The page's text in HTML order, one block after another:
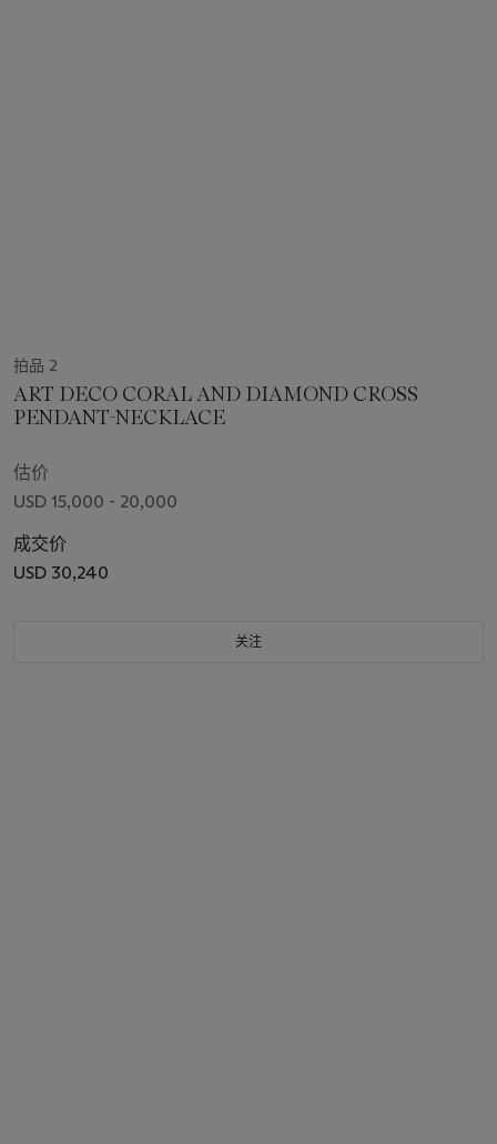
拍品 2
ART DECO CORAL AND DIAMOND CROSS
PENDANT-NECKLACE
估价
USD 15,000 - 20,000
成交价
USD 30,240
关注